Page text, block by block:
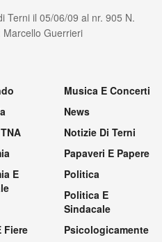
Terni il 05/06/09 al nr. 905 N.
Guerrieri
E
Fiere
Musica E Concerti
News
Notizie Di Terni
Papaveri E Papere
Politica
Politica E
Sindacale
Psicologicamente